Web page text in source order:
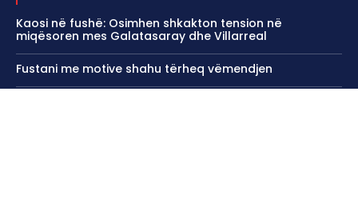
Kaosi në fushë: Osimhen shkakton tension në
miqësoren mes Galatasaray dhe Villarreal
Fustani me motive shahu tërheq vëmendjen